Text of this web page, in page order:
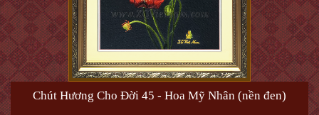
Chút Hương Cho Đời 45 - Hoa Mỹ Nhân (nền đen)